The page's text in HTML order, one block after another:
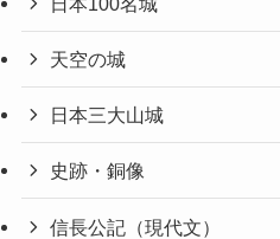
天空の城
日本三大山城
史跡・銅像
信長公記（現代文）